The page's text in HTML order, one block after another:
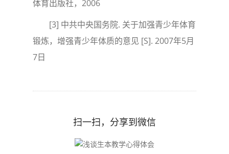
体育出版社，2006
[3] 中共中央国务院. 关于加强青少年体育
锻炼，增强青少年体质的意见 [S]. 2007年5月
7日
扫一扫，分享到微信